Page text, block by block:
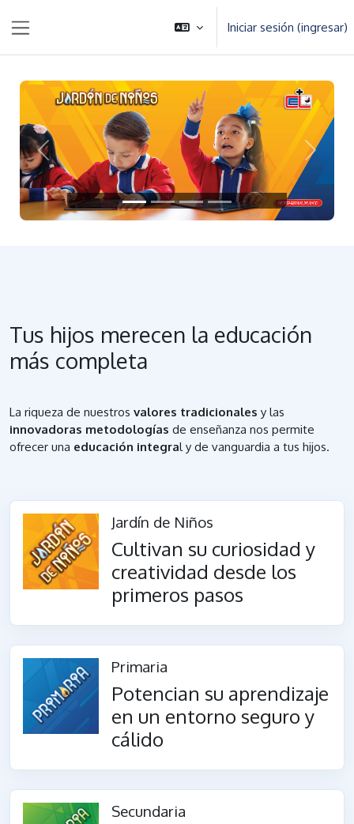
Iniciar sesión (ingresar)
Anterior
Tus hijos merecen la educación
más completa
La riqueza de nuestros valores tradicionales y las
innovadoras metodologías de enseñanza nos permite
ofrecer una educación integral y de vanguardia a tus hijos.
Jardín de Niños
Cultivan su curiosidad y
creatividad desde los
primeros pasos
Primaria
Potencian su aprendizaje
en un entorno seguro y
cálido
Secundaria